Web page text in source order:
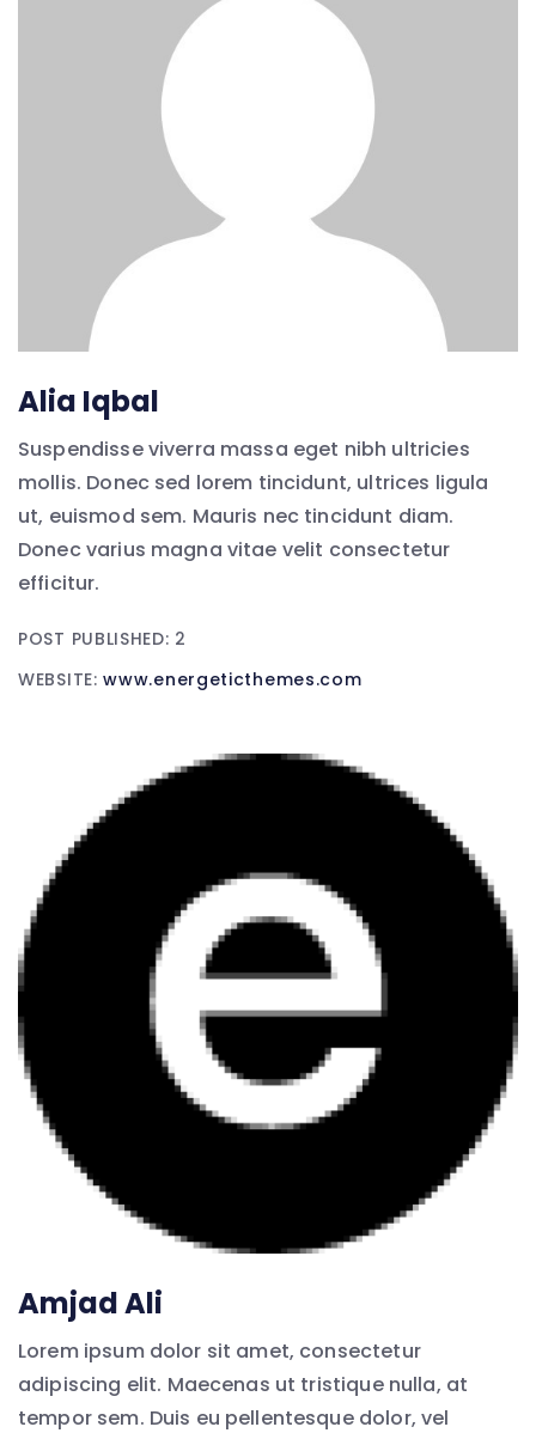
Alia Iqbal
Suspendisse viverra massa eget nibh ultricies
mollis. Donec sed lorem tincidunt, ultrices ligula
ut, euismod sem. Mauris nec tincidunt diam.
Donec varius magna vitae velit consectetur
efficitur.
POST PUBLISHED: 2
WEBSITE:www.energeticthemes.com
Amjad Ali
Lorem ipsum dolor sit amet, consectetur
adipiscing elit. Maecenas ut tristique nulla, at
tempor sem. Duis eu pellentesque dolor, vel